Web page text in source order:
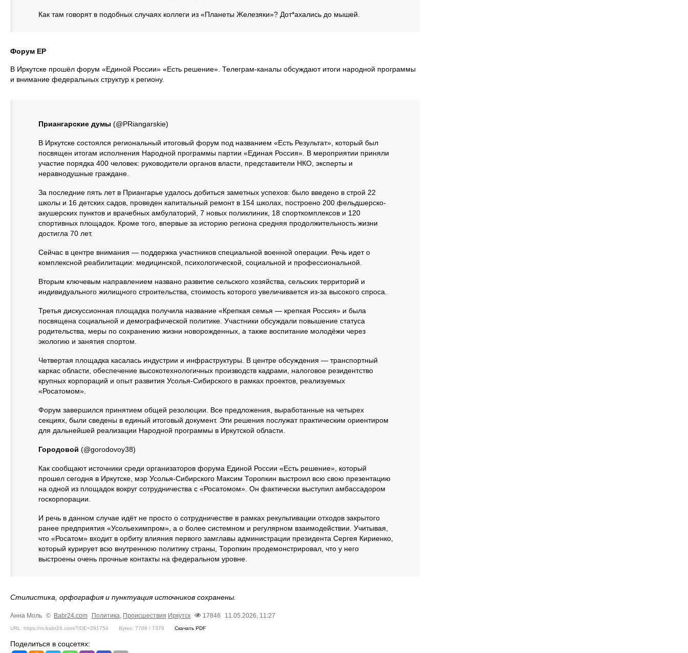
Как там говорят в подобных случаях коллеги из «Планеты Железяки»? Дот*ахались до мышей.
Форум ЕР
В Иркутске прошёл форум «Единой России» «Есть решение». Телеграм-каналы обсуждают итоги народной программы
и внимание федеральных структур к региону.
Приангарские думы (@PRiangarskie)
В Иркутске состоялся региональный итоговый форум под названием «Есть Результат», который был
посвящен итогам исполнения Народной программы партии «Единая Россия». В мероприятии приняли
участие порядка 400 человек: руководители органов власти, представители НКО, эксперты и
неравнодушные граждане.
За последние пять лет в Приангарье удалось добиться заметных успехов: было введено в строй 22
школы и 16 детских садов, проведен капитальный ремонт в 154 школах, построено 200 фельдшерско-
акушерских пунктов и врачебных амбулаторий, 7 новых поликлиник, 18 спорткомплексов и 120
спортивных площадок. Кроме того, впервые за историю региона средняя продолжительность жизни
достигла 70 лет.
Сейчас в центре внимания — поддержка участников специальной военной операции. Речь идет о
комплексной реабилитации: медицинской, психологической, социальной и профессиональной.
Вторым ключевым направлением названо развитие сельского хозяйства, сельских территорий и
индивидуального жилищного строительства, стоимость которого увеличивается из-за высокого спроса.
Третья дискуссионная площадка получила название «Крепкая семья — крепкая Россия» и была
посвящена социальной и демографической политике. Участники обсуждали повышение статуса
родительства, меры по сохранению жизни новорожденных, а также воспитание молодёжи через
экологию и занятия спортом.
Четвертая площадка касалась индустрии и инфраструктуры. В центре обсуждения — транспортный
каркас области, обеспечение высокотехнологичных производств кадрами, налоговое резидентство
крупных корпораций и опыт развития Усолья-Сибирского в рамках проектов, реализуемых
«Росатомом».
Форум завершился принятием общей резолюции. Все предложения, выработанные на четырех
секциях, были сведены в единый итоговый документ. Эти решения послужат практическим ориентиром
для дальнейшей реализации Народной программы в Иркутской области.
Городовой (@gorodovoy38)
Как сообщают источники среди организаторов форума Единой России «Есть решение», который
прошел сегодня в Иркутске, мэр Усолья-Сибирского Максим Торопкин выстроил всю свою презентацию
на одной из площадок вокруг сотрудничества с «Росатомом». Он фактически выступил амбассадором
госкорпорации.
И речь в данном случае идёт не просто о сотрудничестве в рамках рекультивации отходов закрытого
ранее предприятия «Усольехимпром», а о более системном и регулярном взаимодействии. Учитывая,
что «Росатом» входит в орбиту влияния первого замглавы администрации президента Сергея Кириенко,
который курирует всю внутреннюю политику страны, Торопкин продемонстрировал, что у него
выстроены очень прочные контакты на федеральном уровне.
Стилистика, орфография и пунктуация источников сохранены.
Анна Моль © Babr24.com Политика, Происшествия Иркутск 17846 11.05.2026, 11:27
URL: https://m.babr24.com/?IDE=291754 Bytes: 7708 / 7379 Скачать PDF
Поделиться в соцсетях: